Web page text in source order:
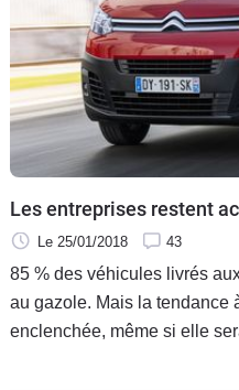
Les entreprises restent
Le 25/01/2018 43
85 % des véhicules livrés
au gazole. Mais la tendance
enclenchée, même si elle